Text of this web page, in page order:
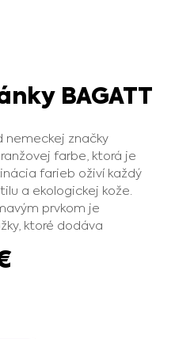
BAGATT
nemeckej značky
farbe, ktorá je
farieb oživí každý
a ekologickej kože.
prvkom je
ktoré dodáva